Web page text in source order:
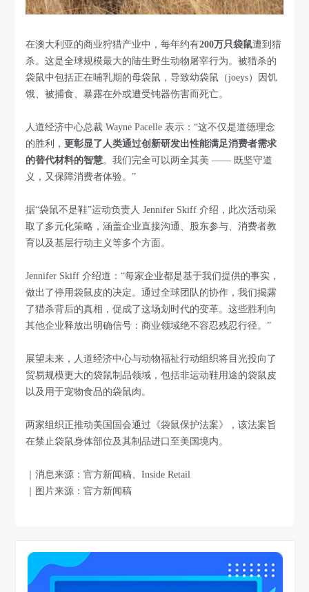
在澳大利亚的商业狩猎产业中，每年约有200万只袋鼠遭到猎
杀。这是全球规模最大的陆生野生动物屠宰行为。被猎杀的
袋鼠中包括正在哺乳期的母袋鼠，导致幼袋鼠（joeys）因饥
饿、被捕食、暴露在外或遭受钝器伤害而死亡。
人道经济中心总裁 Wayne Pacelle 表示：“这不仅是道德理念
的胜利，更彰显了人类通过创新研发出性能满足消费者需求
的替代材料的智慧。我们完全可以两全其美 —— 既坚守道
义，又保障消费者体验。”
据“袋鼠不是鞋”运动负责人 Jennifer Skiff 介绍，此次活动采
取了多元化策略，涵盖企业直接沟通、股东参与、消费者教
育以及基层行动主义等多个方面。
Jennifer Skiff 介绍道：“每家企业都是基于我们提供的事实，
做出了停用袋鼠皮的决定。通过全球团队的协作，我们揭露
了猎杀背后的真相，促成了这场划时代的变革。这些胜利向
其他企业释放出明确信号：商业领域绝不容忍残忍行径。”
展望未来，人道经济中心与动物福祉行动组织将目光投向了
贸易规模更大的袋鼠制品领域，包括非运动鞋用途的袋鼠皮
以及用于宠物食品的袋鼠肉。
两家组织正推动美国国会通过《袋鼠保护法案》，该法案旨
在禁止袋鼠身体部位及其制品进口至美国境内。
｜消息来源：官方新闻稿、Inside Retail
｜图片来源：官方新闻稿